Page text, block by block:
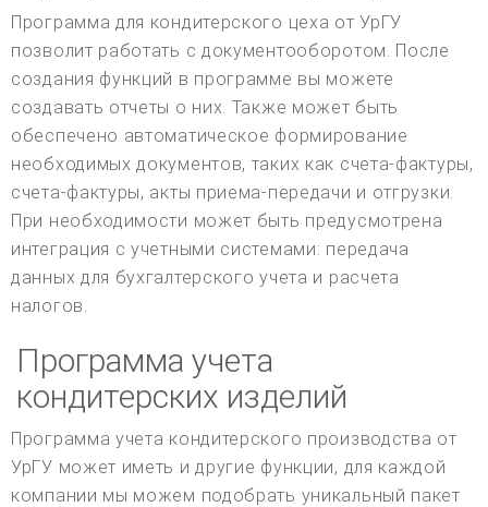
Программа для кондитерского цеха от УрГУ
позволит работать с документооборотом. После
создания функций в программе вы можете
создавать отчеты о них. Также может быть
обеспечено автоматическое формирование
необходимых документов, таких как счета-фактуры,
счета-фактуры, акты приема-передачи и отгрузки.
При необходимости может быть предусмотрена
интеграция с учетными системами: передача
данных для бухгалтерского учета и расчета
налогов.
Программа учета
кондитерских изделий
Программа учета кондитерского производства от
УрГУ может иметь и другие функции, для каждой
компании мы можем подобрать уникальный пакет